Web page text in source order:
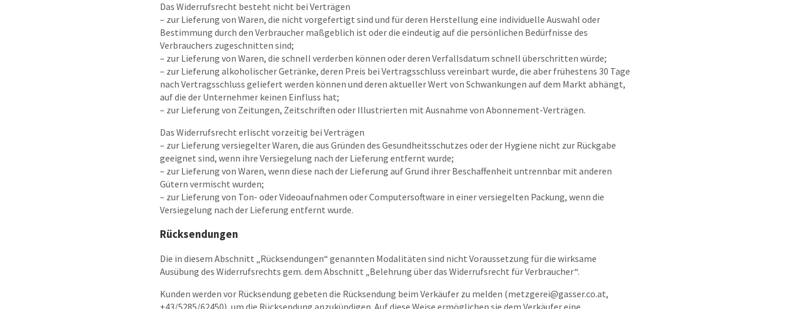
Das Widerrufsrecht besteht nicht bei Verträgen
– zur Lieferung von Waren, die nicht vorgefertigt sind und für deren Herstellung eine individuelle Auswahl oder
Bestimmung durch den Verbraucher maßgeblich ist oder die eindeutig auf die persönlichen Bedürfnisse des
Verbrauchers zugeschnitten sind;
– zur Lieferung von Waren, die schnell verderben können oder deren Verfallsdatum schnell überschritten würde;
– zur Lieferung alkoholischer Getränke, deren Preis bei Vertragsschluss vereinbart wurde, die aber frühestens 30 Tage
nach Vertragsschluss geliefert werden können und deren aktueller Wert von Schwankungen auf dem Markt abhängt,
auf die der Unternehmer keinen Einfluss hat;
– zur Lieferung von Zeitungen, Zeitschriften oder Illustrierten mit Ausnahme von Abonnement-Verträgen.
Das Widerrufsrecht erlischt vorzeitig bei Verträgen
– zur Lieferung versiegelter Waren, die aus Gründen des Gesundheitsschutzes oder der Hygiene nicht zur Rückgabe
geeignet sind, wenn ihre Versiegelung nach der Lieferung entfernt wurde;
– zur Lieferung von Waren, wenn diese nach der Lieferung auf Grund ihrer Beschaffenheit untrennbar mit anderen
Gütern vermischt wurden;
– zur Lieferung von Ton- oder Videoaufnahmen oder Computersoftware in einer versiegelten Packung, wenn die
Versiegelung nach der Lieferung entfernt wurde.
Rücksendungen
Die in diesem Abschnitt „Rücksendungen“ genannten Modalitäten sind nicht Voraussetzung für die wirksame
Ausübung des Widerrufsrechts gem. dem Abschnitt „Belehrung über das Widerrufsrecht für Verbraucher“.
Kunden werden vor Rücksendung gebeten die Rücksendung beim Verkäufer zu melden (metzgerei@gasser.co.at,
+43/5285/62450), um die Rücksendung anzukündigen. Auf diese Weise ermöglichen sie dem Verkäufer eine